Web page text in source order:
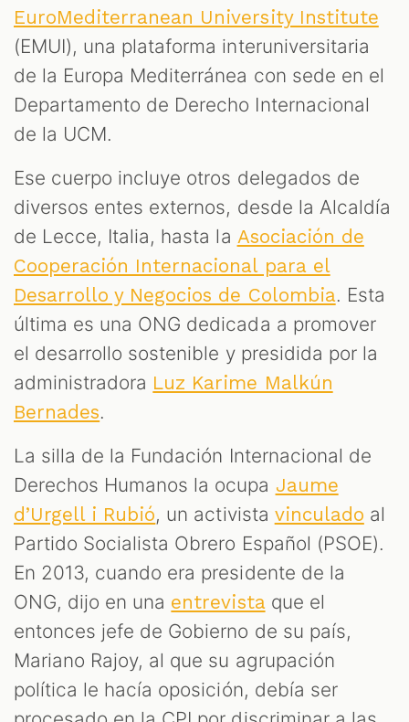
EuroMediterranean University Institute
(EMUI), una plataforma interuniversitaria
de la Europa Mediterránea con sede en el
Departamento de Derecho Internacional
de la UCM.
Ese cuerpo incluye otros delegados de
diversos entes externos, desde la Alcaldía
de Lecce, Italia, hasta la Asociación de
Cooperación Internacional para el
Desarrollo y Negocios de Colombia. Esta
última es una ONG dedicada a promover
el desarrollo sostenible y presidida por la
administradora Luz Karime Malkún
Bernades.
La silla de la Fundación Internacional de
Derechos Humanos la ocupa Jaume
d’Urgell i Rubió, un activista vinculado al
Partido Socialista Obrero Español (PSOE).
En 2013, cuando era presidente de la
ONG, dijo en una entrevistaque el
entonces jefe de Gobierno de su país,
Mariano Rajoy, al que su agrupación
política le hacía oposición, debía ser